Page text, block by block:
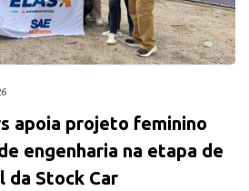
apoia projeto feminino
engenharia na etapa de
da Stock Car